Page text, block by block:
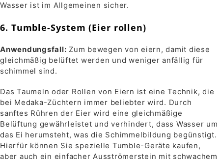
Wasser ist im Allgemeinen sicher.
6. Tumble-System (Eier rollen)
Anwendungsfall: Zum bewegen von eiern, damit diese
gleichmäßig belüftet werden und weniger anfällig für
schimmel sind.
Das Taumeln oder Rollen von Eiern ist eine Technik, die
bei Medaka-Züchtern immer beliebter wird. Durch
sanftes Rühren der Eier wird eine gleichmäßige
Belüftung gewährleistet und verhindert, dass Wasser um
das Ei herumsteht, was die Schimmelbildung begünstigt.
Hierfür können Sie spezielle Tumble-Geräte kaufen,
aber auch ein einfacher Ausströmerstein mit schwachem